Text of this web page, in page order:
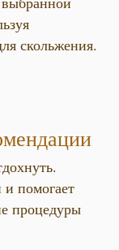
скольжения.
помогает
процедуры